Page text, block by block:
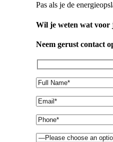
Pas als je de
Wil je weten wat voor
Neem gerust contact